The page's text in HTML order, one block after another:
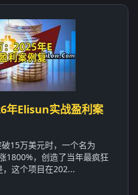
年Elisun实战盈利案
15万美元时，一个名为
1800%，创造了当年最疯狂
这个项目在202...